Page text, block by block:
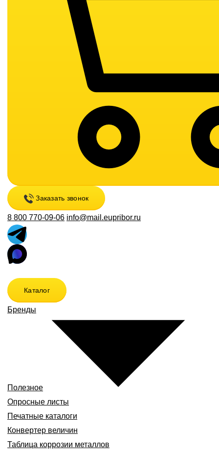
Заказать звонок
8 800 770-09-06 info@mail.eupribor.ru
Каталог
Бренды
Полезное
Опросные листы
Печатные каталоги
Конвертер величин
Таблица коррозии металлов